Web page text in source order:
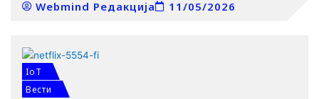
Webmind Редакција
11/05/2026
IoT
Вести